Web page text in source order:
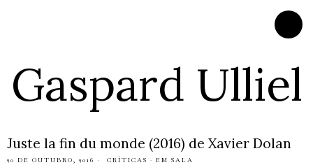
Gaspard Ulliel
Juste la fin du monde (2016) de Xavier Dolan
20 DE OUTUBRO, 2016 CRÍTICAS · EM SALA